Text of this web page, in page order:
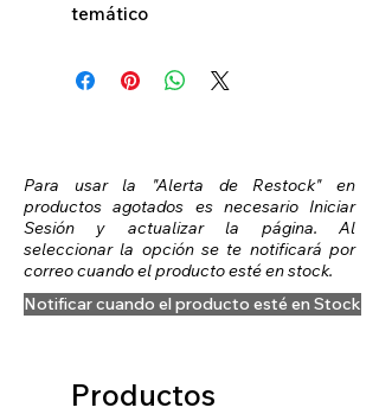
temático
Para usar la "Alerta de Restock" en
productos agotados es necesario Iniciar
Sesión y actualizar la página. Al
seleccionar la opción se te notificará por
correo cuando el producto esté en stock.
Notificar cuando el producto esté en Stock
Productos